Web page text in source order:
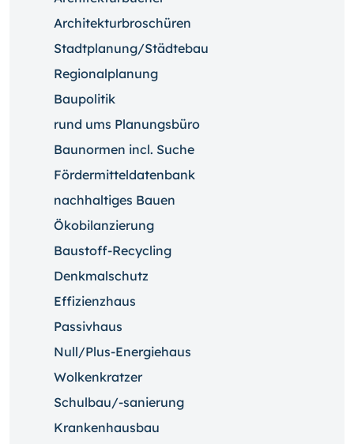
Architekturbroschüren
Stadtplanung/Städtebau
Regionalplanung
Baupolitik
rund ums Planungsbüro
Baunormen incl. Suche
Fördermitteldatenbank
nachhaltiges Bauen
Ökobilanzierung
Baustoff-Recycling
Denkmalschutz
Effizienzhaus
Passivhaus
Null/Plus-Energiehaus
Wolkenkratzer
Schulbau/-sanierung
Krankenhausbau